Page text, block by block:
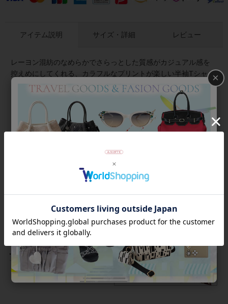
アイテム説明
レーヨン混紡のなめらかでさらっとした質感がカジュアル感を
控えめにしてくれる、カラフルなプリントが楽しい半袖Tシャ
ツ。腰骨にかかる丈で、スカートでもパンツでも合わせやす
く、アウトで着ても良くボトムスにインして着てももたつきづ
らい、使いやすい着丈です。
スラブ糸で編んだ生地はほんのりシアー感があり軽やかな質
素材です。汗をかいても肌にまとわりつかず、乾きやすいので
サイズ・詳細 レビュー
返品について
×